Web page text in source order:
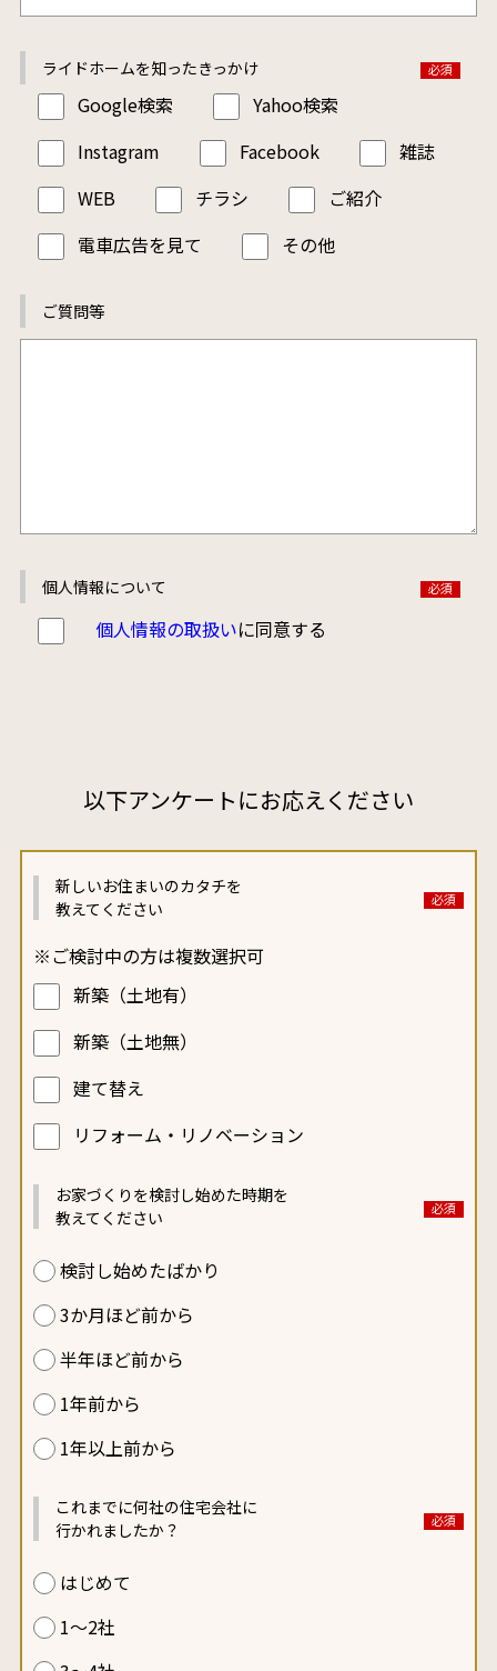
ライドホームを知ったきっかけ
Google検索
Yahoo検索
Instagram
Facebook
雑誌
WEB
チラシ
ご紹介
電車広告を見て
その他
ご質問等
個人情報について
個人情報の取扱いに同意する
以下アンケートにお応えください
新しいお住まいのカタチを
教えてください
※ご検討中の方は複数選択可
新築（土地有）
新築（土地無）
建て替え
リフォーム・リノベーション
お家づくりを検討し始めた時期を
教えてください
検討し始めたばかり
3か月ほど前から
半年ほど前から
1年前から
1年以上前から
これまでに何社の住宅会社に
行かれましたか？
はじめて
1～2社